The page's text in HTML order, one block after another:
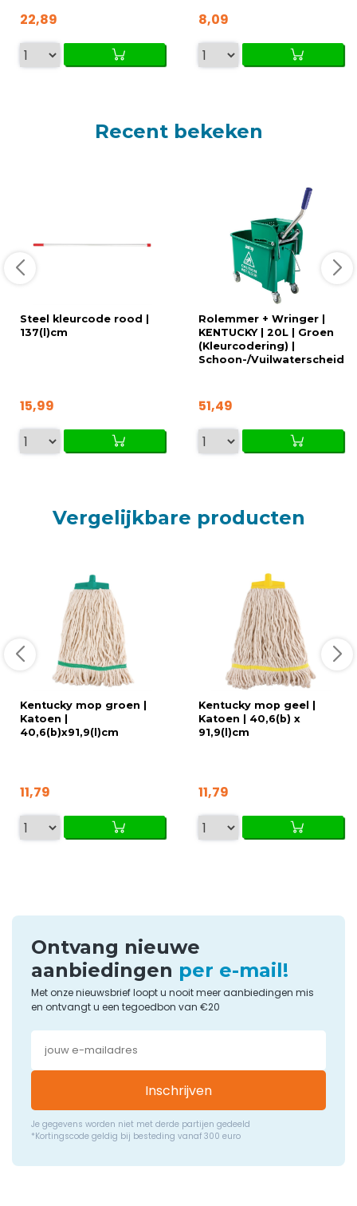
22,89 8,09
Recent bekeken
Steel kleurcode rood |
137(l)cm
15,99
Rolemmer + Wringer |
KENTUCKY | 20L | Groen
(Kleurcodering) |
Schoon-/
51,49
Vergelijkbare producten
Kentucky mop groen |
Katoen |
40,6(b)x91,9(l)cm
11,79
Kentucky mop geel |
Katoen | 40,6(b) x
91,9(l)cm
11,79
Ontvang nieuwe
aanbiedingen per e-mail!
Met onze nieuwsbrief loopt u nooit meer aanbiedingen mis
en ontvangt u een tegoedbon van €20
Inschrijven
Je gegevens worden niet met derde partijen gedeeld
*Kortingscode geldig bij besteding vanaf 300 euro